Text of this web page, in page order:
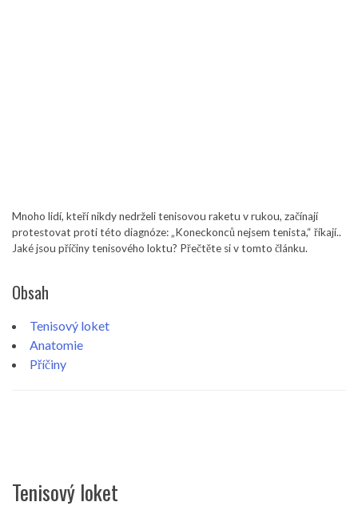
Mnoho lidí, kteří nikdy nedrželi tenisovou raketu v rukou, začínají
protestovat proti této diagnóze: „Koneckonců nejsem tenista,“ říkají..
Jaké jsou příčiny tenisového loktu? Přečtěte si v tomto článku.
Obsah
Tenisový loket
Anatomie
Příčiny
Tenisový loket